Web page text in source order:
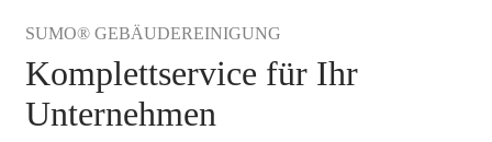
SUMO® GEBÄUDEREINIGUNG
Komplettservice für Ihr
Unternehmen